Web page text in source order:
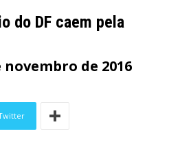
do DF caem pela
novembro de 2016